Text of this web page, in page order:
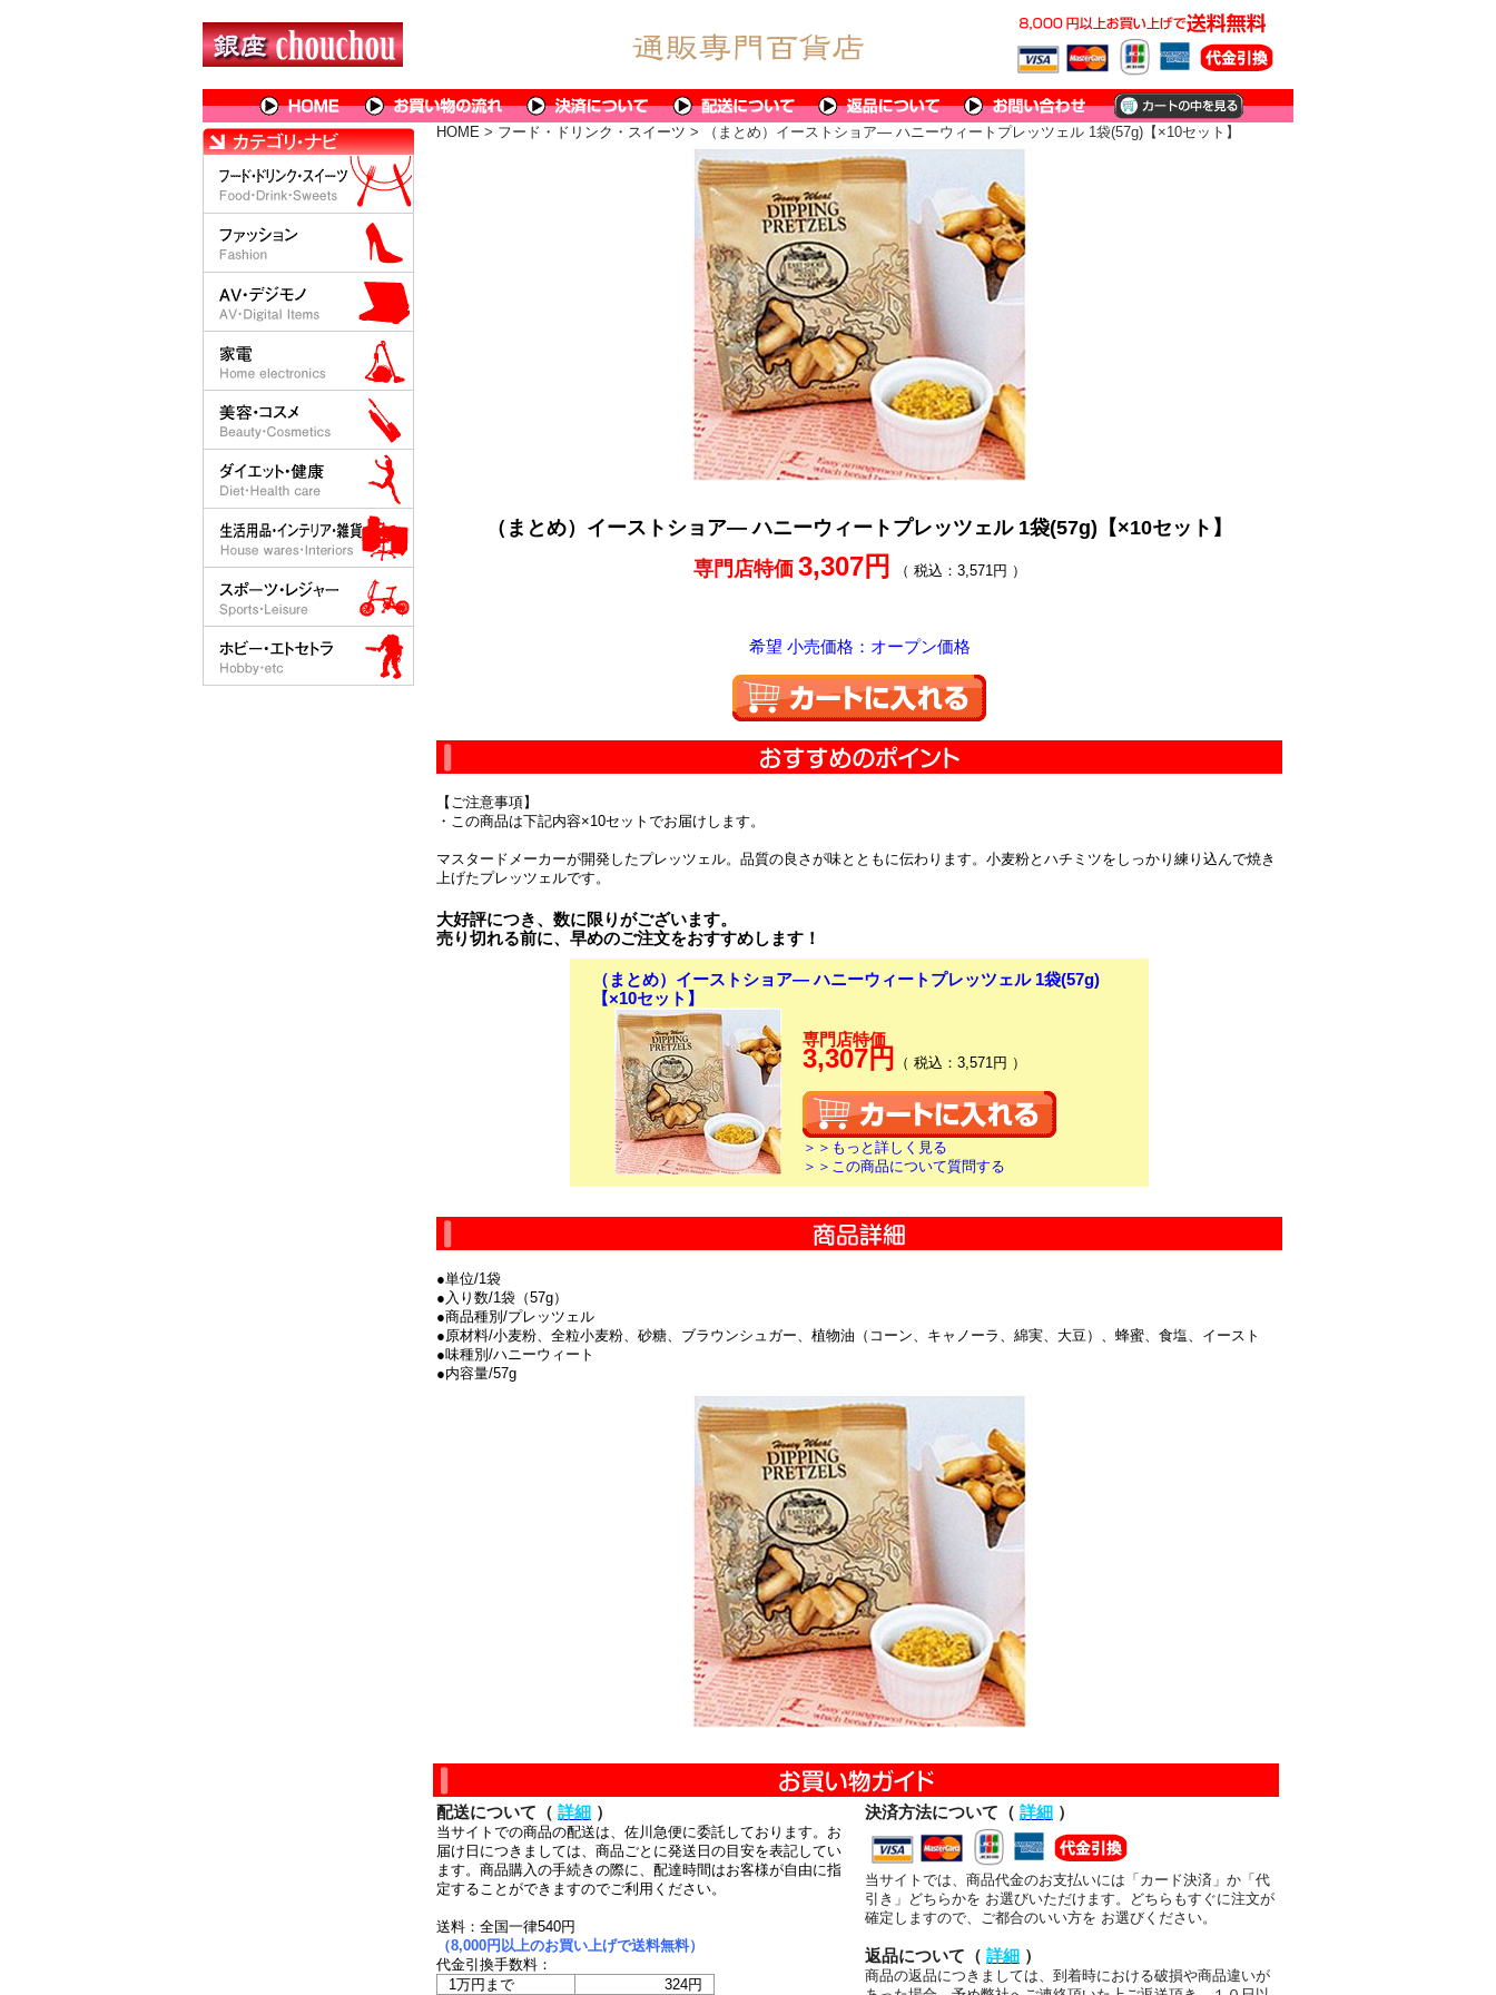
HOME > フード・ドリンク・スイーツ > （まとめ）イーストショア― ハニーウィートプレッツェル 1袋(57g)【×10セット】
（まとめ）イーストショア― ハニーウィートプレッツェル 1袋(57g)【×10セット】
専門店特価 3,307円 （ 税込：3,571円 ）
希望 小売価格：オープン価格
【ご注意事項】
・この商品は下記内容×10セットでお届けします。
マスタードメーカーが開発したプレッツェル。品質の良さが味とともに伝わります。小麦粉とハチミツをしっかり練り込んで焼き
上げたプレッツェルです。
大好評につき、数に限りがございます。
売り切れる前に、早めのご注文をおすすめします！
（まとめ）イーストショア― ハニーウィートプレッツェル 1袋(57g)
【×10セット】
専門店特価
3,307円 （ 税込：3,571円 ）
＞＞もっと詳しく見る
＞＞この商品について質問する
●単位/1袋
●入り数/1袋（57g）
●商品種別/プレッツェル
●原材料/小麦粉、全粒小麦粉、砂糖、ブラウンシュガー、植物油（コーン、キャノーラ、綿実、大豆）、蜂蜜、食塩、イースト
●味種別/ハニーウィート
●内容量/57g
配送について（ 詳細 ）
当サイトでの商品の配送は、佐川急便に委託しております。お
届け日につきましては、商品ごとに発送日の目安を表記してい
ます。商品購入の手続きの際に、配達時間はお客様が自由に指
定することができますのでご利用ください。
送料：全国一律540円
（8,000円以上のお買い上げで送料無料）
代金引換手数料：
1万円まで
324円
決済方法について（ 詳細 ）
当サイトでは、商品代金のお支払いには「カード決済」か「代
引き」どちらかを お選びいただけます。どちらもすぐに注文が
確定しますので、ご都合のいい方を お選びください。
返品について（ 詳細 ）
商品の返品につきましては、到着時における破損や商品違いが